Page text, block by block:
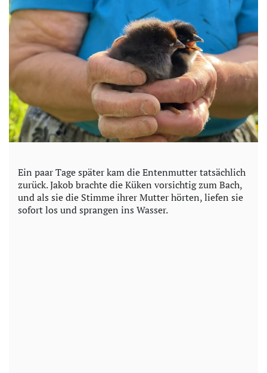
Ein paar Tage später kam die Entenmutter tatsächlich
zurück. Jakob brachte die Küken vorsichtig zum Bach,
und als sie die Stimme ihrer Mutter hörten, liefen sie
sofort los und sprangen ins Wasser.